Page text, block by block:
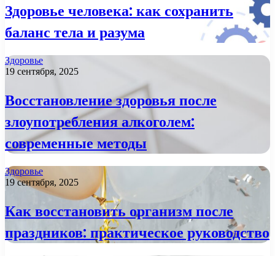
Здоровье человека: как сохранить
баланс тела и разума
Здоровье
19 сентября, 2025
Восстановление здоровья после
злоупотребления алкоголем:
современные методы
Здоровье
19 сентября, 2025
Как восстановить организм после
праздников: практическое руководство